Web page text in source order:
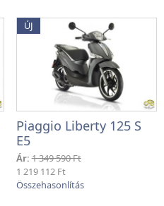
ÚJ
Piaggio Liberty 125 S
E5
Ár:1 349 590 Ft
1 219 112 Ft